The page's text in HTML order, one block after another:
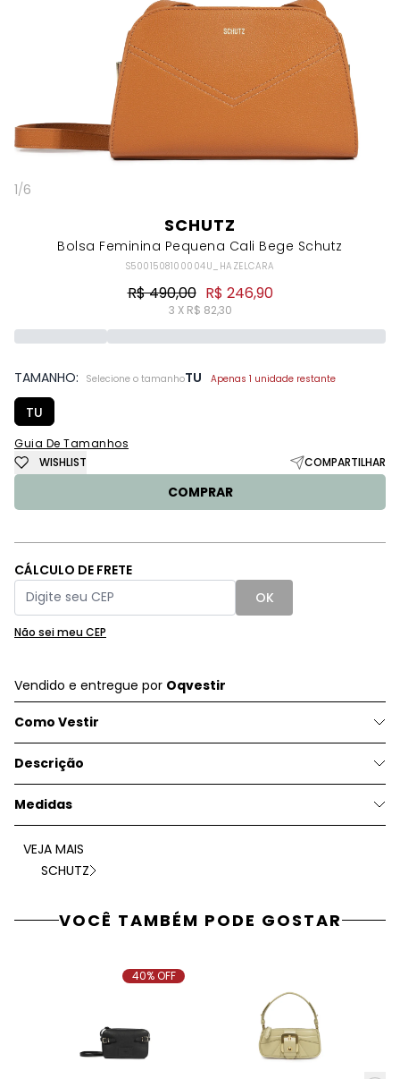
1/6
SCHUTZ
Bolsa Feminina Pequena Cali Bege Schutz
S5001508100004U_HAZELCARA
R$ 490,00 R$ 246,90
3 X R$ 82,30
TAMANHO: Selecione o tamanhoTU Apenas 1 unidade restante
TU
COMPRAR
WISHLIST COMPARTILHAR
Guia De Tamanhos
CÁLCULO DE FRETE
OK
Não sei meu CEP
Vendido e entregue por Oqvestir
Como Vestir
Descrição
Medidas
VEJA MAIS
SCHUTZ
VOCÊ TAMBÉM PODE GOSTAR
40% OFF